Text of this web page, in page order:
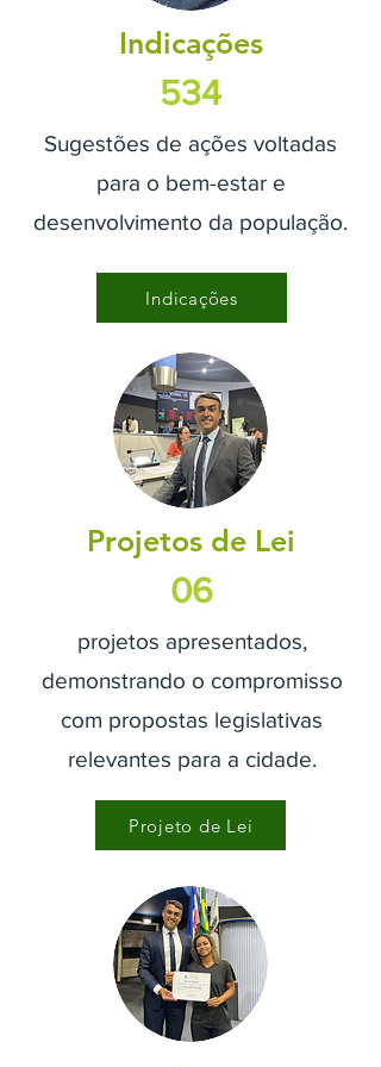
Indicações
534
Sugestões de ações voltadas
para o bem-estar e
desenvolvimento da população.
Indicações
Projetos de Lei
06
projetos apresentados,
demonstrando o compromisso
com propostas legislativas
relevantes para a cidade.​​
Projeto de Lei